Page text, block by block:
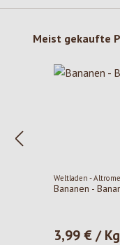
Produktgalerie
Meist gekaufte
Weltladen -
Bananen -
Regulärer
3,99 € / Kg